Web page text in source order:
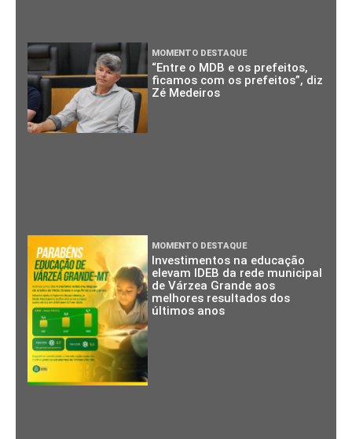
MOMENTO DESTAQUE
“Entre o MDB e os prefeitos,
ficamos com os prefeitos”, diz
Zé Medeiros
MOMENTO DESTAQUE
Investimentos na educação
elevam IDEB da rede municipal
de Várzea Grande aos
melhores resultados dos
últimos anos